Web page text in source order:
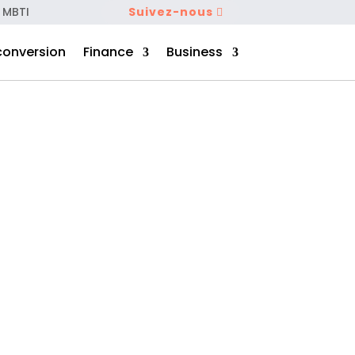
Suivez-nous
Finance Business